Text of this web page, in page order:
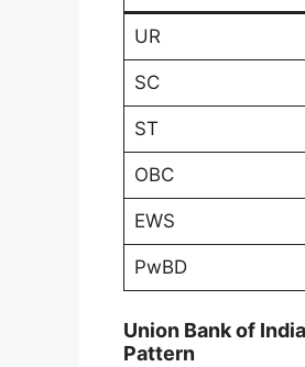
UR
SC
ST
OBC
EWS
PwBD
Union Bank of
Pattern